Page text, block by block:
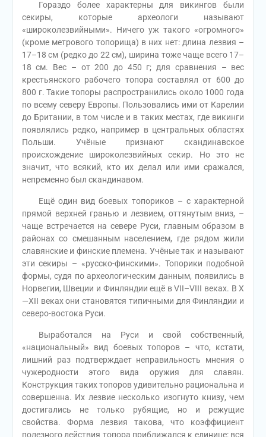
Гораздо более характерны для викингов были
секиры, которые археологи называют
«широколезвийными». Ничего уж такого «огромного»
(кроме метрового топорища) в них нет: длина лезвия –
17–18 см (редко до 22 см), ширина тоже чаще всего 17–
18 см. Вес – от 200 до 450 г; для сравнения – вес
крестьянского рабочего топора составлял от 600 до
800 г. Такие топоры распространились около 1000 года
по всему северу Европы. Пользовались ими от Карелии
до Британии, в том числе и в таких местах, где викинги
появлялись редко, например в центральных областях
Польши. Учёные признают скандинавское
происхождение широколезвийных секир. Но это не
значит, что всякий, кто их делал или ими сражался,
непременно был скандинавом.
Ещё один вид боевых топориков – с характерной
прямой верхней гранью и лезвием, оттянутым вниз, –
чаще встречается на севере Руси, главным образом в
районах со смешанным населением, где рядом жили
славянские и финские племена. Учёные так и называют
эти секиры – «русско-финскими». Топорики подобной
формы, судя по археологическим данным, появились в
Норвегии, Швеции и Финляндии ещё в VII–VIII веках. В Х
—ХII веках они становятся типичными для Финляндии и
северо-востока Руси.
Выработался на Руси и свой собственный,
«национальный» вид боевых топоров – что, кстати,
лишний раз подтверждает неправильность мнения о
чужеродности этого вида оружия для славян.
Конструкция таких топоров удивительно рациональна и
совершенна. Их лезвие несколько изогнуто книзу, чем
достигались не только рубящие, но и режущие
свойства. Форма лезвия такова, что коэффициент
полезного действия топора приближался к единице: вся